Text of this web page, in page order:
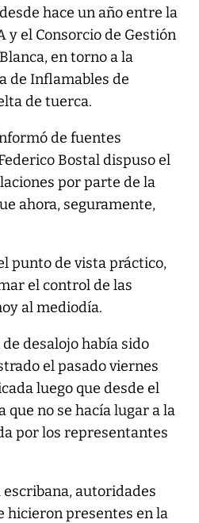
hace un año entre la
y el Consorcio de Gestión
en torno a la
de Inflamables de
de tuerca.
de fuentes
Bostal dispuso el
por parte de la
ahora, seguramente,
punto de vista práctico,
el control de las
al mediodía.
desalojo había sido
el pasado viernes
luego que desde el
que no se hacía lugar a la
por los representantes
autoridades
hicieron presentes en la